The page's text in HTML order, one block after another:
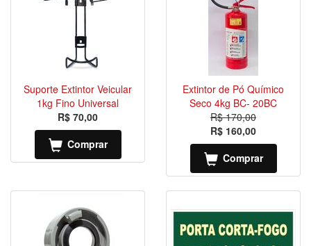
Suporte Extintor Veicular
1kg Fino Universal
R$ 70,00
Comprar
Extintor de Pó Químico
Seco 4kg BC- 20BC
R$ 170,00
R$ 160,00
Comprar